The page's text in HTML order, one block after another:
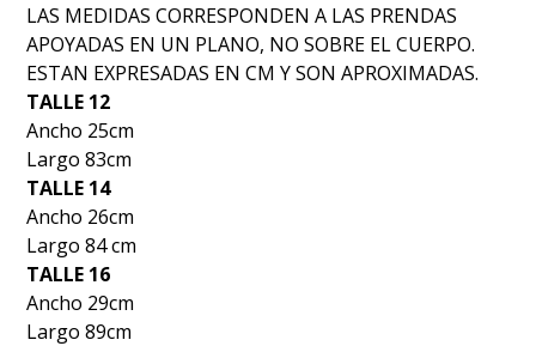
LAS MEDIDAS CORRESPONDEN A LAS PRENDAS
APOYADAS EN UN PLANO, NO SOBRE EL CUERPO.
ESTAN EXPRESADAS EN CM Y SON APROXIMADAS.
TALLE 12
Ancho 25cm
Largo 83cm
TALLE 14
Ancho 26cm
Largo 84 cm
TALLE 16
Ancho 29cm
Largo 89cm